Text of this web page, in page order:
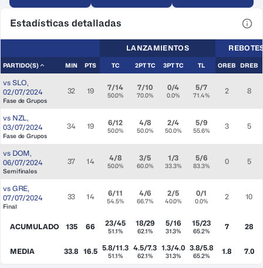
Estadísticas detalladas
LANZAMIENTOS
PARTIDO(S) MIN PTS TC 2PT TC 3PT TC TL OREB DREB
vs SLO,
02/07/2024
Fase de Grupos
32 19 7/14
50.0%
7/10
70.0%
0/4
0.0%
5/7
71.4% 2 8
vs NZL,
03/07/2024
Fase de Grupos
34 19 6/12
50.0%
4/8
50.0%
2/4
50.0%
5/9
55.6% 3 5
vs DOM,
06/07/2024
Semifinales
37 14 4/8
50.0%
3/5
60.0%
1/3
33.3%
5/6
83.3% 0 5
vs GRE,
07/07/2024
Final
33 14 6/11
54.5%
4/6
66.7%
2/5
40.0%
0/1
0.0% 2 10
ACUMULADO 135 66 23/45
51.1%
18/29
62.1%
5/16
31.3%
15/23
65.2% 7 28
MEDIA 33.8 16.5 5.8/11.3
51.1%
4.5/7.3
62.1%
1.3/4.0
31.3%
3.8/5.8
65.2% 1.8 7.0